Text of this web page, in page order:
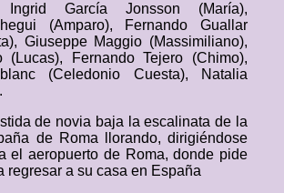
Ingrid García Jonsson (María),
(Amparo), Fernando Guallar
Giuseppe Maggio (Massimiliano),
(Lucas), Fernando Tejero (Chimo),
(Celedonio Cuesta), Natalia
de novia baja la escalinata de la
de Roma llorando, dirigiéndose
el aeropuerto de Roma, donde pide
regresar a su casa en España